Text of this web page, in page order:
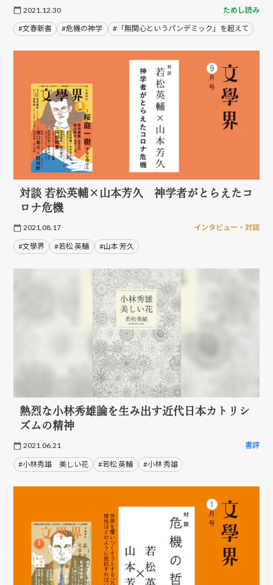
2021.12.30 ためし読み
#文春新書 #危機の神学 #「無関心というパンデミック」を超えて
対談 若松英輔×山本芳久 神学者がとらえたコ
ロナ危機
2021.08.17 インタビュー・対談
#文學界 #若松 英輔 #山本 芳久
熱烈な小林秀雄論を生み出す近代日本カトリシ
ズムの精神
2021.06.21 書評
#小林秀雄 美しい花 #若松 英輔 #小林 秀雄